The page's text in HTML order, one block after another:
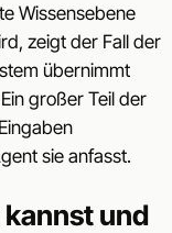
Wissensebene
zeigt der Fall der
übernimmt
großer Teil der
sie anfasst.
und